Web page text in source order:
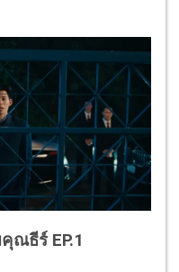
ณธีร์ EP.1